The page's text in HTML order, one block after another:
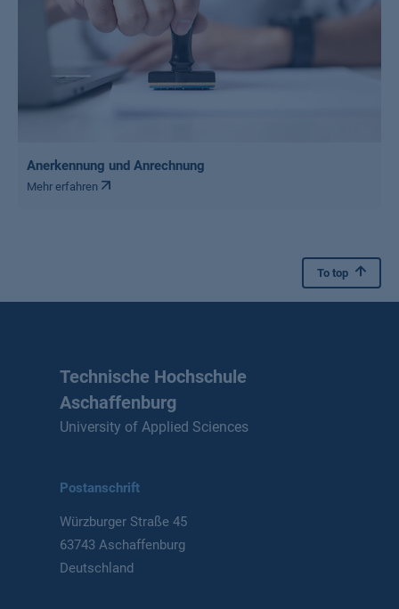
Anerkennung und Anrechnung
Mehr erfahren
To top
Technische Hochschule
Aschaffenburg
University of Applied Sciences
Postanschrift
Würzburger Straße 45
63743 Aschaffenburg
Deutschland